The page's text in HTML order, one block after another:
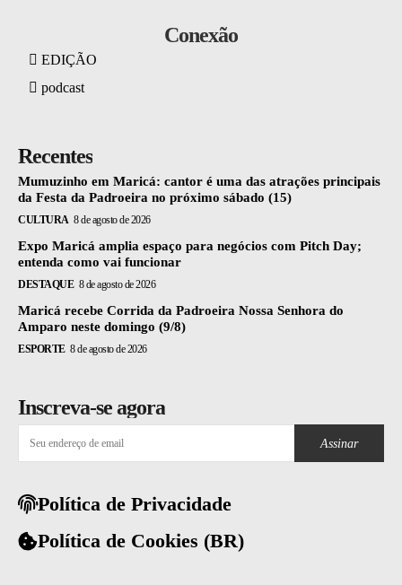
Conexão
EDIÇÃO
podcast
Recentes
Mumuzinho em Maricá: cantor é uma das atrações principais
da Festa da Padroeira no próximo sábado (15)
CULTURA 8 de agosto de 2026
Expo Maricá amplia espaço para negócios com Pitch Day;
entenda como vai funcionar
DESTAQUE 8 de agosto de 2026
Maricá recebe Corrida da Padroeira Nossa Senhora do
Amparo neste domingo (9/8)
ESPORTE 8 de agosto de 2026
Inscreva-se agora
Assinar
Política de Privacidade
Política de Cookies (BR)